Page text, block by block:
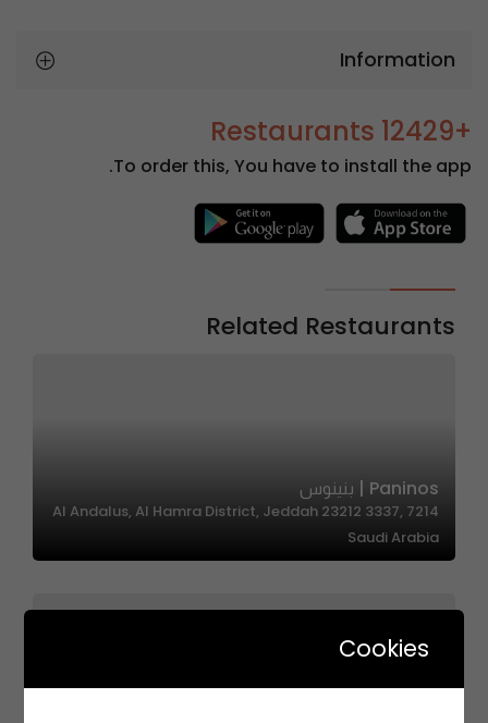
Information
+12429 Restaurants
To order this, You have to install the app.
Related Restaurants
Paninos | بنينوس
7214 Al Andalus, Al Hamra District, Jeddah 23212 3337,
Saudi Arabia
Cookies